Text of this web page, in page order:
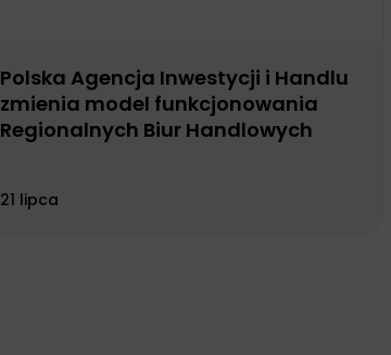
Polska Agencja Inwestycji i Handlu
zmienia model funkcjonowania
Regionalnych Biur Handlowych
21 lipca